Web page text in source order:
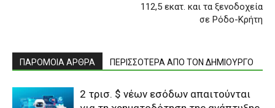
112,5 εκατ. και τα ξενοδοχεία
σε Ρόδο-Κρήτη
ΠΑΡΟΜΟΙΑ ΑΡΘΡΑ ΠΕΡΙΣΣΟΤΕΡΑ ΑΠΟ ΤΟΝ ΔΗΜΙΟΥΡΓΟ
2 τρισ. $ νέων εσόδων απαιτούνται